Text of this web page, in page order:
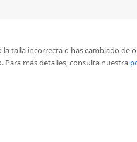
la talla incorrecta o has cambiado de
más detalles, consulta nuestra